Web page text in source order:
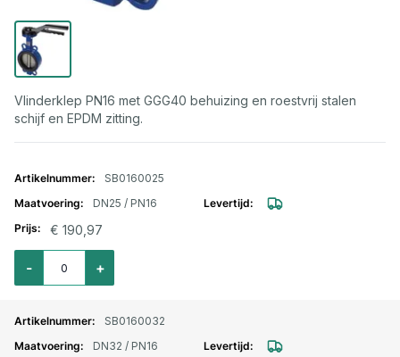
Vlinderklep PN16 met GGG40 behuizing en roestvrij stalen
schijf en EPDM zitting.
SB0160025
DN25 / PN16
€ 190,97
Aantal voor Vlinderklep PN16 / DN25 met EPDM zitting
+
-
SB0160032
DN32 / PN16